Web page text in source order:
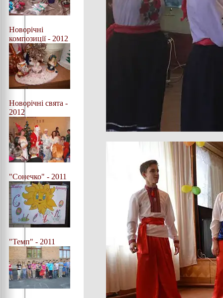
Новорічні
композиції - 2012
Новорічні свята -
2012
"Сонечко" - 2011
"Темп" - 2011